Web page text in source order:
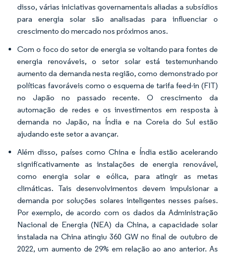
disso, várias iniciativas governamentais aliadas a subsídios
para energia solar são analisadas para influenciar o
crescimento do mercado nos próximos anos.
Com o foco do setor de energia se voltando para fontes de
energia renováveis, o setor solar está testemunhando
aumento da demanda nesta região, como demonstrado por
políticas favoráveis como o esquema de tarifa feed-in (FIT)
no Japão no passado recente. O crescimento da
automação de redes e os investimentos em resposta à
demanda no Japão, na Índia e na Coreia do Sul estão
ajudando este setor a avançar.
Além disso, países como China e Índia estão acelerando
significativamente as instalações de energia renovável,
como energia solar e eólica, para atingir as metas
climáticas. Tais desenvolvimentos devem impulsionar a
demanda por soluções solares inteligentes nesses países.
Por exemplo, de acordo com os dados da Administração
Nacional de Energia (NEA) da China, a capacidade solar
instalada na China atingiu 360 GW no final de outubro de
2022, um aumento de 29% em relação ao ano anterior. As